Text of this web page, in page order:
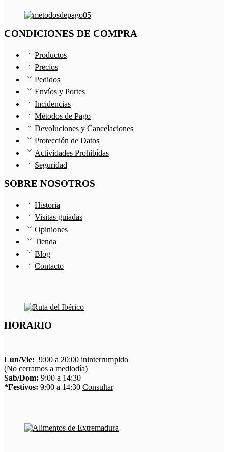
CONDICIONES DE COMPRA
Productos
Precios
Pedidos
Envíos y Portes
Incidencias
Métodos de Pago
Devoluciones y Cancelaciones
Protección de Datos
Actividades Prohibídas
Seguridad
SOBRE NOSOTROS
Historia
Visitas guiadas
Opiniones
Tienda
Blog
Contacto
HORARIO
Lun/Vie: 9:00 a 20:00 ininterrumpido
(No cerramos a mediodía)
Sab/Dom: 9:00 a 14:30
*Festivos: 9:00 a 14:30 Consultar